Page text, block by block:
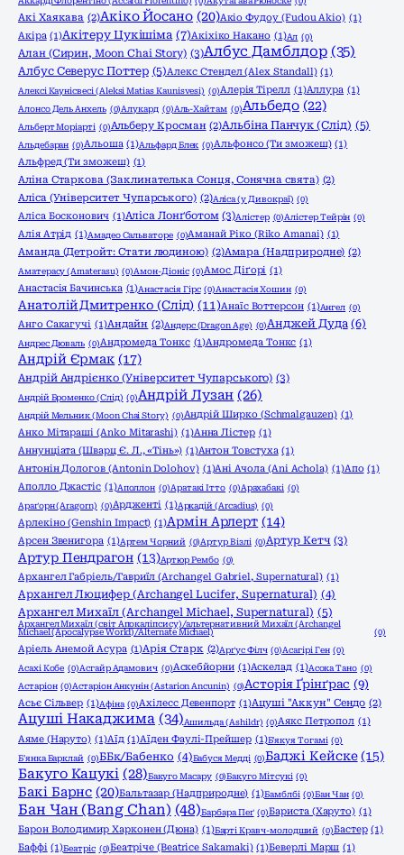
Акі Хаякава (2)Акіко Йосано (20)Акіо Фудоу (Fudou Akio) (1)
Акіра (1)Акітеру Цукішіма (7)Акіхіко Накано (1)Ал (0)
Алан (Сирин, Moon Chai Story) (3)Албус Дамблдор (35)
Албус Северус Поттер (5)Алекс Стендел (Alex Standall) (1)
Алексі Каунісвесі (Aleksi Matias Kaunisvesi) (0)Алерія Тірелл (1)Аллура (1)
Алонсо Дель Анхель (0)Алукард (0)Аль-Хайтам (0)Альбедо (22)
Альберт Моріарті (0)Альберу Кросман (2)Альбіна Панчук (Слід) (5)
Альдебаран (0)Альоша (1)Альфард Блек (0)Альфонсо (Ти зможеш) (1)
Альфред (Ти зможеш) (1)
Аліна Старкова (Заклинателька Сонця, Сонячна свята) (2)
Аліса (Університет Чупарського) (2)Аліса (у Дивокраї) (0)
Аліса Босконович (1)Аліса Лонґботом (3)Алістер (0)Алістер Тейрін (0)
Алія Атрід (1)Амадео Сальваторе (0)Аманай Ріко (Riko Amanai) (1)
Аманда (Детройт: Стати людиною) (2)Амара (Надприродне) (2)
Аматерасу (Amaterasu) (0)Амон-Діоніс (0)Амос Діґорі (1)
Анастасія Бачинська (1)Анастасія Гірс (0)Анастасія Хошин (0)
Анатолій Дмитренко (Слід) (11)Анаїс Воттерсон (1)Ангел (0)
Анго Сакагучі (1)Андайн (2)Андерс (Dragon Age) (0)Анджей Дуда (6)
Андрес Дюваль (0)Андромеда Тонкс (1)Андромеда Тонкс (1)
Андрій Єрмак (17)
Андрій Андрієнко (Університет Чупарського) (3)
Андрій Броменко (Слід) (0)Андрій Лузан (26)
Андрій Мельник (Moon Chai Story) (0)Андрій Ширко (Schmalgauzen) (1)
Анко Мітараші (Anko Mitarashi) (1)Анна Лістер (1)
Аннунціата (Шварц Є. Л., «Тінь») (1)Антон Товстуха (1)
Антонін Дологов (Antonin Dolohov) (1)Ані Ачола (Ani Achola) (1)Апо (1)
Аполло Джастіс (1)Аполлон (0)Аратакі Ітто (0)Арахабакі (0)
Араґорн (Aragorn) (0)Ардженті (1)Аркадій (Arcadius) (0)
Арлекіно (Genshin Impact) (1)Армін Арлерт (14)
Арсен Звенигора (1)Артем Чорний (0)Артур Візлі (0)Артур Кетч (3)
Артур Пендрагон (13)Артюр Рембо (0)
Архангел Габріель/Гавриїл (Archangel Gabriel, Supernatural) (1)
Архангел Люцифер (Archangel Lucifer, Supernatural) (4)
Архангел Михаїл (Archangel Michael, Supernatural) (5)
Архангел Михаїл (світ Апокаліпсису)/альтернативний Михаїл (Archangel
Michael (Apocalypse World)/Alternate Michael)
(0)
Аріель Анемой Асура (1)Арія Старк (2)Арґус Філч (0)Асагірі Ген (0)
Асахі Кобе (0)Асгайр Адамович (0)Аскебйорни (1)Аскелад (1)Асока Тано (0)
Астаріон (0)Астаріон Анкунін (Astarion Ancunin) (0)Асторія Ґрінґрас (9)
Асьє Сільвер (1)Афіна (0)Ахілесс Девенпорт (1)Ацуші "Аккун" Сендо (2)
Ацуші Накаджима (34)Ашильда (Ashildr) (0)Аякс Петропол (1)
Аяме (Наруто) (1)Аїд (1)Аїден Фаулі-Прейшер (1)Б'якуя Тогамі (0)
Б'янка Барклай (0)ББк/Бабенко (4)Бабуся Медді (0)Баджі Кейске (15)
Бакуго Кацукі (28)Бакуго Масару (0)Бакуго Мітсукі (0)
Бакі Барнс (20)Бальтазар (Надприродне) (1)Бамблбі (0)Бан Чан (0)
Бан Чан (Bang Chan) (48)Барбара Пеґ (0)Бариста (Харуто) (1)
Барон Володимир Харконен (Дюна) (1)Барті Кравч-молодший (0)Бастер (1)
Баффі (1)Беатріс (0)Беатріче (Beatrice Sakamaki) (1)Беверлі Марш (1)